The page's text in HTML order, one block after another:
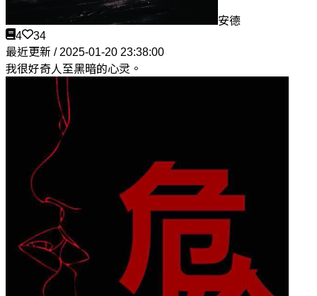
安德
4
34
最近更新 / 2025-01-20 23:38:00
我很好奇人至黑暗的心灵。